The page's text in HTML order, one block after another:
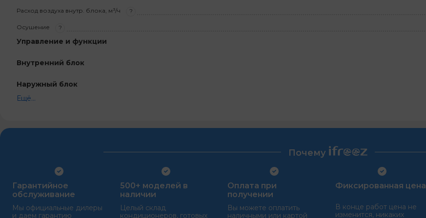
Расход воздуха внутр. блока, м³/ч ?
Осушение ?
Управление и функции
Внутренний блок
Наружный блок
Ещё...
Почему
Гарантийное
обслуживание
Мы официальные дилеры
и даем гарантию
500+ моделей в
наличии
Целый склад
кондиционеров, готовых
Оплата при
получении
Вы можете оплатить
наличными или картой
Фиксированная цена
В конце работ цена не
изменится, никаких